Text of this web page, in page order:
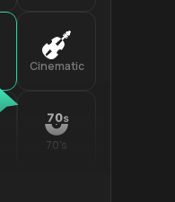
Cinematic
70’s